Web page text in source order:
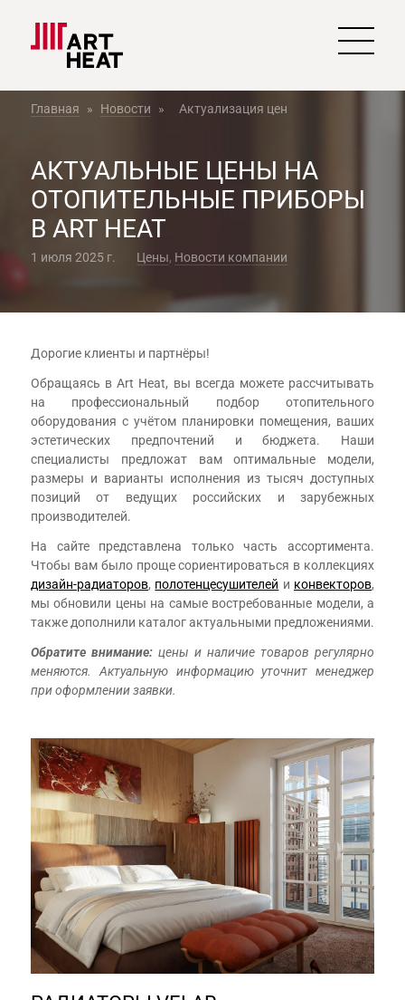
Главная » Новости » Актуализация цен
АКТУАЛЬНЫЕ ЦЕНЫ НА
ОТОПИТЕЛЬНЫЕ ПРИБОРЫ
В ART HEAT
1 июля 2025 г. Цены, Новости компании
Дорогие клиенты и партнёры!
Обращаясь в Art Heat, вы всегда можете рассчитывать
на профессиональный подбор отопительного
оборудования с учётом планировки помещения, ваших
эстетических предпочтений и бюджета. Наши
специалисты предложат вам оптимальные модели,
размеры и варианты исполнения из тысяч доступных
позиций от ведущих российских и зарубежных
производителей.
На сайте представлена только часть ассортимента.
Чтобы вам было проще сориентироваться в коллекциях
дизайн-радиаторов, полотенцесушителей и конвекторов,
мы обновили цены на самые востребованные модели, а
также дополнили каталог актуальными предложениями.
Обратите внимание: цены и наличие товаров регулярно
меняются. Актуальную информацию уточнит менеджер
при оформлении заявки.